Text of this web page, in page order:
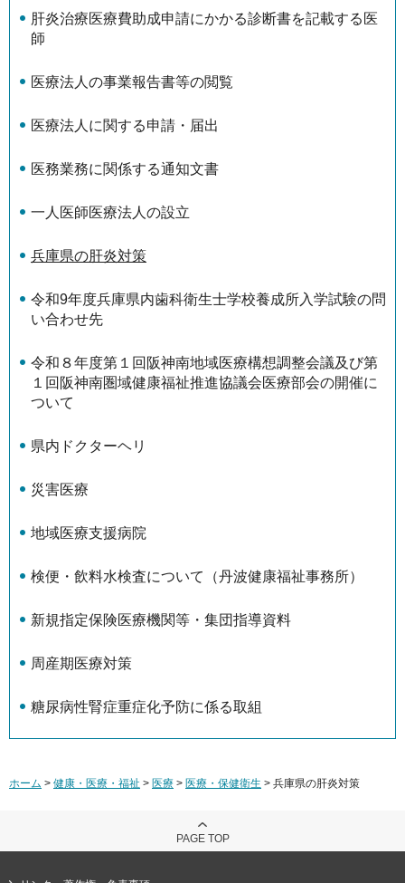
肝炎治療医療費助成申請にかかる診断書を記載する医
師
医療法人の事業報告書等の閲覧
医療法人に関する申請・届出
医務業務に関係する通知文書
一人医師医療法人の設立
兵庫県の肝炎対策
令和9年度兵庫県内歯科衛生士学校養成所入学試験の問
い合わせ先
令和８年度第１回阪神南地域医療構想調整会議及び第
１回阪神南圏域健康福祉推進協議会医療部会の開催に
ついて
県内ドクターヘリ
災害医療
地域医療支援病院
検便・飲料水検査について（丹波健康福祉事務所）
新規指定保険医療機関等・集団指導資料
周産期医療対策
糖尿病性腎症重症化予防に係る取組
ホーム > 健康・医療・福祉 > 医療 > 医療・保健衛生 > 兵庫県の肝炎対策
PAGE TOP